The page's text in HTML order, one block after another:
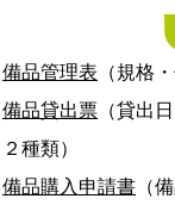
備品管理表 （規格
備品貸出票 （貸出
２種類）
備品購入申請書 （